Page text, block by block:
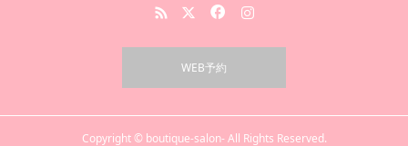
WEB予約
Copyright © boutique-salon- All Rights Reserved.